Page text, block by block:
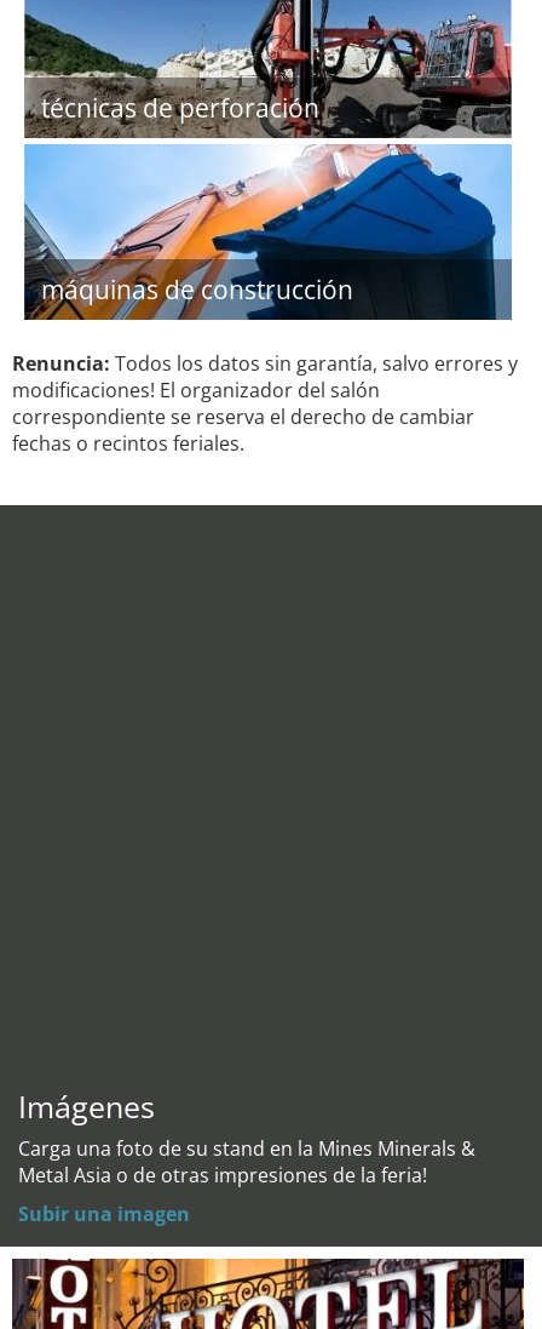
técnicas de perforación
máquinas de construcción
Renuncia: Todos los datos sin garantía, salvo errores y
modificaciones! El organizador del salón
correspondiente se reserva el derecho de cambiar
fechas o recintos feriales.
Imágenes
Carga una foto de su stand en la Mines Minerals &
Metal Asia o de otras impresiones de la feria!
Subir una imagen